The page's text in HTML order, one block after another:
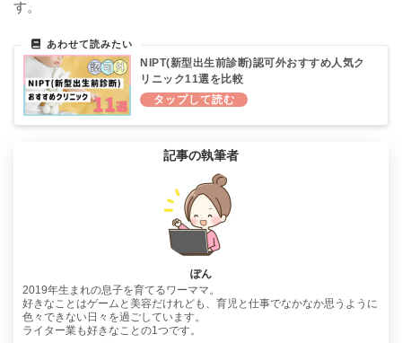
す。
NIPT(新型出生前診断)認可外おすすめ人気ク
リニック11選を比較
記事の執筆者
ぽん
2019年生まれの息子を育てるワーママ。
好きなことはゲームと美容だけれども、育児と仕事でなかなか思うように
色々できない日々を過ごしています。
ライター業も好きなことの1つです。